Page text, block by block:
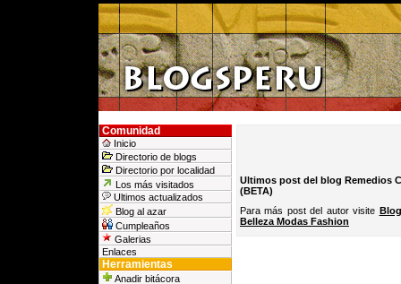
Comunidad
Inicio
Directorio de blogs
Directorio por localidad
Los más visitados
Ultimos actualizados
Blog al azar
Cumpleaños
Galerias
Enlaces
Herramientas
Anadir bitácora
Ultimos post del blog Remedios
(BETA)
Para más post del autor visite
Belleza Modas Fashion